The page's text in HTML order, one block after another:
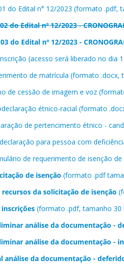
do Edital n° 12/2023 (formato .pdf,
do Edital nº 12/2023 -
do Edital nº 12/2023 -
(acesso será liberado no dia
de matrícula (formato .docx,
de cessão de imagem e voz
étnico-racial (formato
de pertencimento étnico -
para pessoa com
de requerimento de isenção
de isenção (formato .pdf
da solicitação de isenção
(formato .pdf, tamanho 30
análise da documentação -
análise da documentação -
análise da documentação -